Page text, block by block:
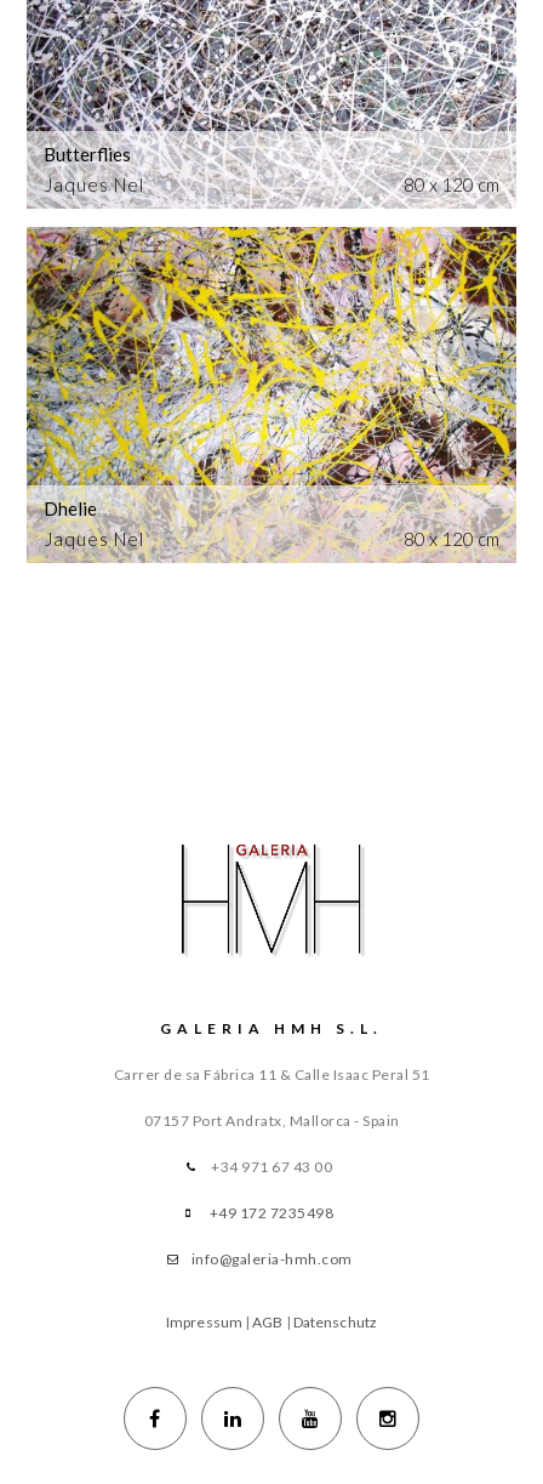
Jaques Nel
Butterflies
80 x 120 cm
Jaques Nel
Dhelie
80 x 120 cm
GALERIA HMH S.L.
Carrer de sa Fábrica 11 & Calle Isaac Peral 51
07157 Port Andratx, Mallorca - Spain
+34 971 67 43 00
+49 172 7235498
info@galeria-hmh.com
Impressum |AGB | Datenschutz